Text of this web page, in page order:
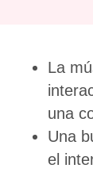
La
una
Una
el